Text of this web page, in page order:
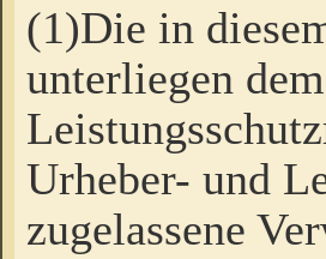
(1)Die in
unterliegen
Urheber- und
zugelassene